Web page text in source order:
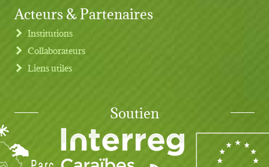
Acteurs & Partenaires
Institutions
Collaborateurs
Liens utiles
Soutien